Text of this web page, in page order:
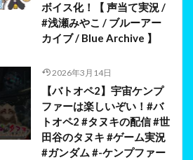
ボイス化！【 声当て実況 /
#浅瀬みやこ / ブルーアー
カイブ / Blue Archive 】
2026年3月14日
【バトオペ2】宇宙ケンプ
ファーは楽しいぞい！#バ
トオペ2 #タヌキの配信 #世
田谷のタヌキ #ゲーム実況
#ガンダム #-ケンプファー